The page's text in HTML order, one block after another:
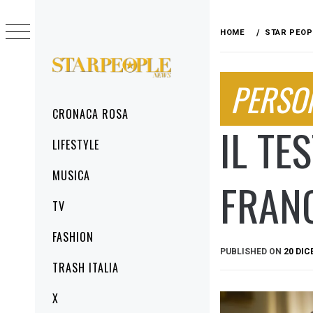
STARPEOPLENEWS
MenuCRONACA ROSA
LIFESTYLE
MUSICA
TV
FASHION
TRASH ITALIA
X
to
content
HOME STAR
IL
PUBLISHED ON 20